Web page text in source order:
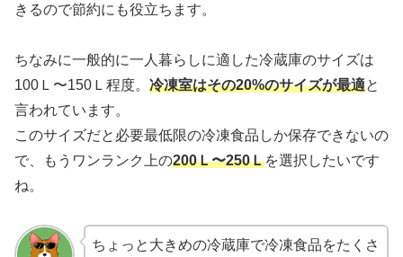
きるので節約にも役立ちます。
ちなみに一般的に一人暮らしに適した冷蔵庫のサイズは
100Ｌ〜150Ｌ程度。 冷凍室はその20%のサイズが最適と
言われています。
このサイズだと必要最低限の冷凍食品しか保存できないの
で、もうワンランク上の200Ｌ〜250Ｌを選択したいです
ね。
ちょっと大きめの冷蔵庫で冷凍食品をたくさ